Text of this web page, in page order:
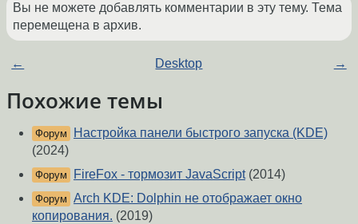
Вы не можете добавлять комментарии в эту тему. Тема
перемещена в архив.
← Desktop →
Похожие темы
Форум
Настройка панели быстрого запуска (KDE)
(2024)
Форум FireFox - тормозит JavaScript(2014)
Форум Arch KDE: Dolphin не отображает окно
копирования. (2019)